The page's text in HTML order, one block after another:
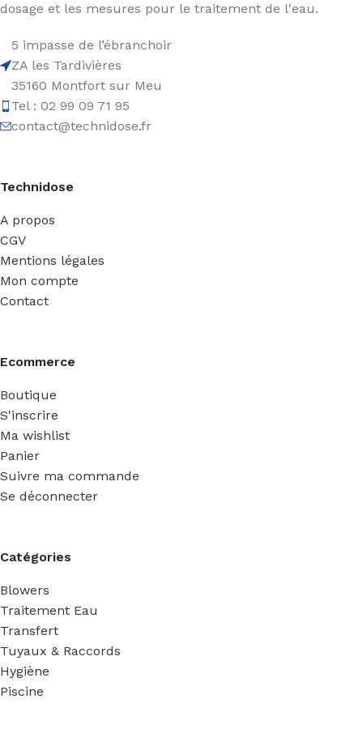
dosage et les mesures pour le traitement de l'eau.
5 impasse de l’ébranchoir
ZA les Tardivières
35160 Montfort sur Meu
Tel : 02 99 09 71 95
contact@technidose.fr
Technidose
A propos
CGV
Mentions légales
Mon compte
Contact
Ecommerce
Boutique
S'inscrire
Ma wishlist
Panier
Suivre ma commande
Se déconnecter
Catégories
Blowers
Traitement Eau
Transfert
Tuyaux & Raccords
Hygiène
Piscine